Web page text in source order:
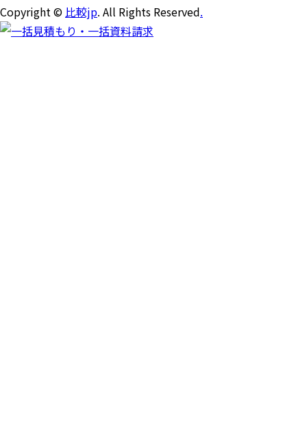
Copyright ©比較jp. All Rights Reserved.